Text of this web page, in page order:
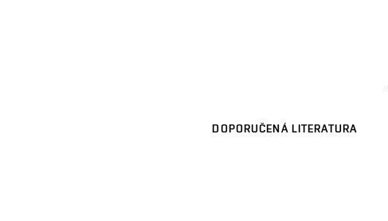
DOPORUČENÁ LITERATURA